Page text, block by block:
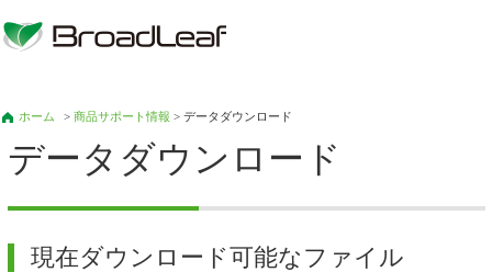
ホーム >商品サポート情報 > データダウンロード
データダウンロード
現在ダウンロード可能なファイル